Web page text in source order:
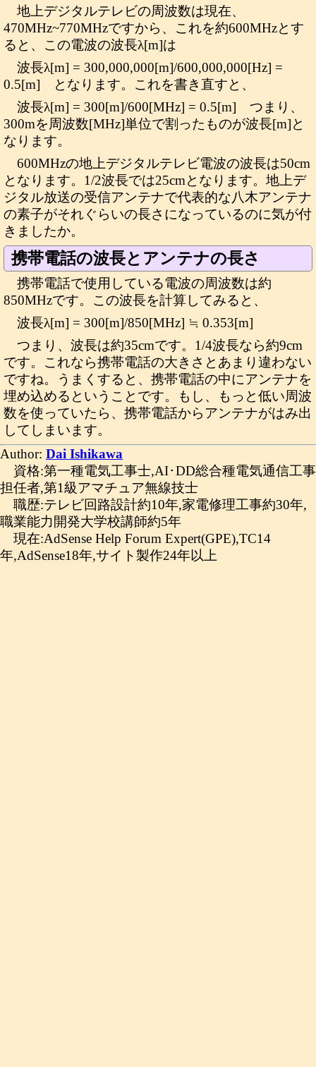
地上デジタルテレビの周波数は現在、
470MHz~770MHzですから、これを約600MHzとす
ると、この電波の波長λ[m]は
波長λ[m] = 300,000,000[m]/600,000,000[Hz] =
0.5[m] となります。これを書き直すと、
波長λ[m] = 300[m]/600[MHz] = 0.5[m] つまり、
300mを周波数[MHz]単位で割ったものが波長[m]と
なります。
600MHzの地上デジタルテレビ電波の波長は50cm
となります。1/2波長では25cmとなります。地上デ
ジタル放送の受信アンテナで代表的な八木アンテナ
の素子がそれぐらいの長さになっているのに気が付
きましたか。
携帯電話の波長とアンテナの長さ
携帯電話で使用している電波の周波数は約
850MHzです。この波長を計算してみると、
波長λ[m] = 300[m]/850[MHz] ≒ 0.353[m]
つまり、波長は約35cmです。1/4波長なら約9cm
です。これなら携帯電話の大きさとあまり違わない
ですね。うまくすると、携帯電話の中にアンテナを
埋め込めるということです。もし、もっと低い周波
数を使っていたら、携帯電話からアンテナがはみ出
してしまいます。
Author: Dai Ishikawa
資格:第一種電気工事士,AI･DD総合種電気通信工事
担任者,第1級アマチュア無線技士
職歴:テレビ回路設計約10年,家電修理工事約30年,
職業能力開発大学校講師約5年
現在:AdSense Help Forum Expert(GPE),TC14
年,AdSense18年,サイト製作24年以上